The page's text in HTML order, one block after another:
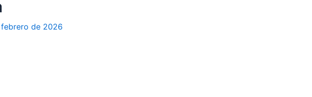
febrero de 2026